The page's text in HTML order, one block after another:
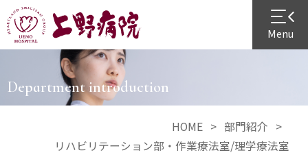
Menu
Department introduction
HOME
部門紹介
リハビリテーション部・作業療法室/理学療法室